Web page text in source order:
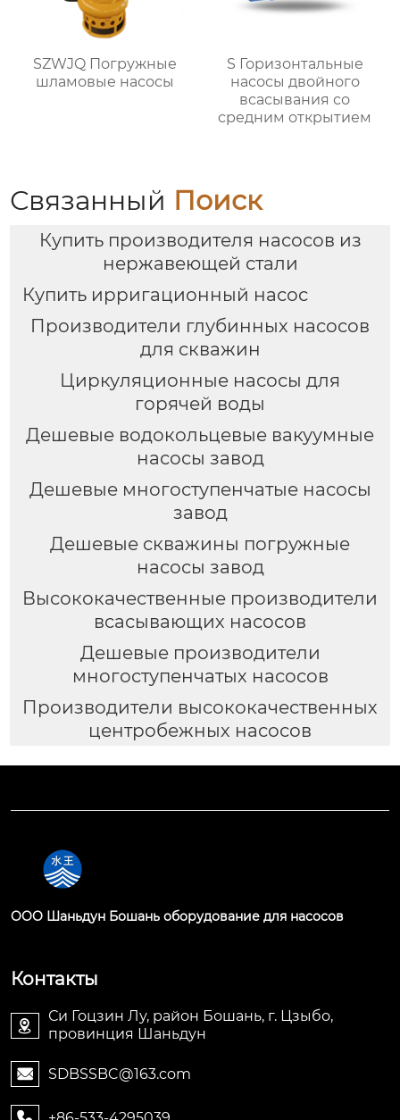
SZWJQ Погружные
шламовые насосы
S Горизонтальные
насосы двойного
всасывания со
средним открытием
Связанный Поиск
Купить производителя насосов из
нержавеющей стали
Купить ирригационный насос
Производители глубинных насосов
для скважин
Циркуляционные насосы для
горячей воды
Дешевые водокольцевые вакуумные
насосы завод
Дешевые многоступенчатые насосы
завод
Дешевые скважины погружные
насосы завод
Высококачественные производители
всасывающих насосов
Дешевые производители
многоступенчатых насосов
Производители высококачественных
центробежных насосов
OOO Шаньдун Бошань оборудование для насосов
Контакты

Си Гоцзин Лу, район Бошань, г. Цзыбо,
провинция Шаньдун
 SDBSSBC@163.com